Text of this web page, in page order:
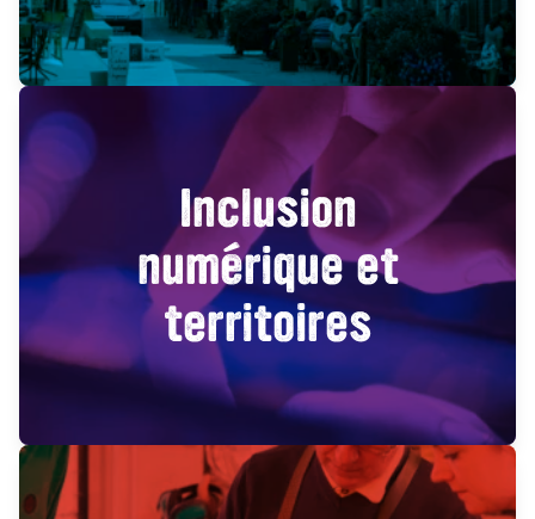
Inclusion
numérique et
territoires